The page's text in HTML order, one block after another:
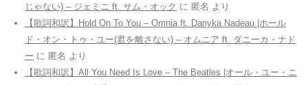
じゃない) – ジェミニ ft. サム・オック に 匿名 より
【歌詞和訳】Hold On To You – Omnia ft. Danyka Nadeau |ホール
ド・オン・トゥ・ユー(君を離さない) – オムニア ft. ダニーカ・ナド
ー に 匿名 より
【歌詞和訳】All You Need Is Love – The Beatles |オール・ユー・ニ